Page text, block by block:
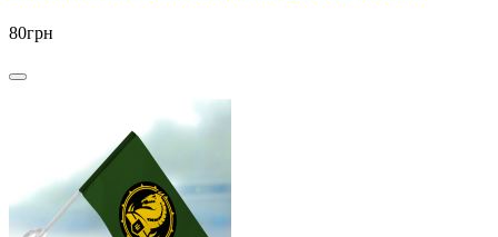
80грн